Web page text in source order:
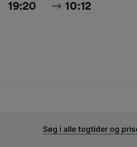
19:20 10:12
Søg i alle togtider og